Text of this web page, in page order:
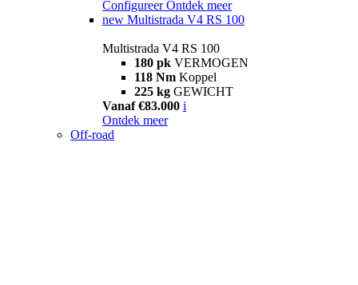
Configureer Ontdek meer
new Multistrada V4 RS 100
Multistrada V4 RS 100
180 pk VERMOGEN
118 Nm Koppel
225 kg GEWICHT
Vanaf €83.000 i
Ontdek meer
Off-road